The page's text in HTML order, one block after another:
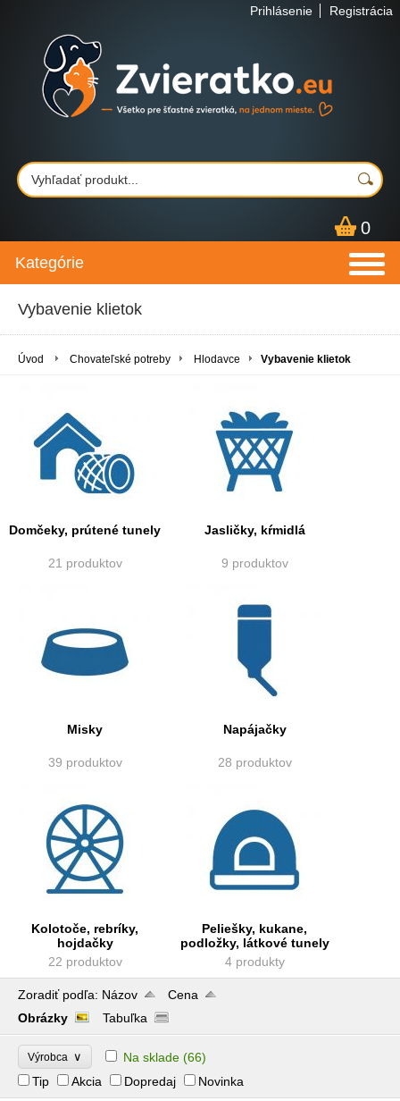
Prihlásenie Registrácia
0
Kategórie
Vybavenie klietok
Úvod Chovateľské potreby Hlodavce Vybavenie klietok
Domčeky, prútené tunely
21 produktov
Jasličky, kŕmidlá
9 produktov
Misky
39 produktov
Napájačky
28 produktov
Kolotoče, rebríky,
hojdačky
22 produktov
Peliešky, kukane,
podložky, látkové tunely
4 produkty
Zoradiť podľa: Názov
Cena
Obrázky
Tabuľka
Výrobca ∨ Na sklade (66)
Tip
Akcia Dopredaj Novinka